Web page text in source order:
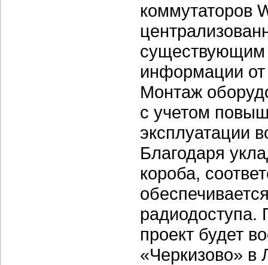
коммутаторов
информации от
Монтаж
с учетом
эксплуатации
Благодаря
короба,
радиодоступа.
проект будет
«Черкизово» в